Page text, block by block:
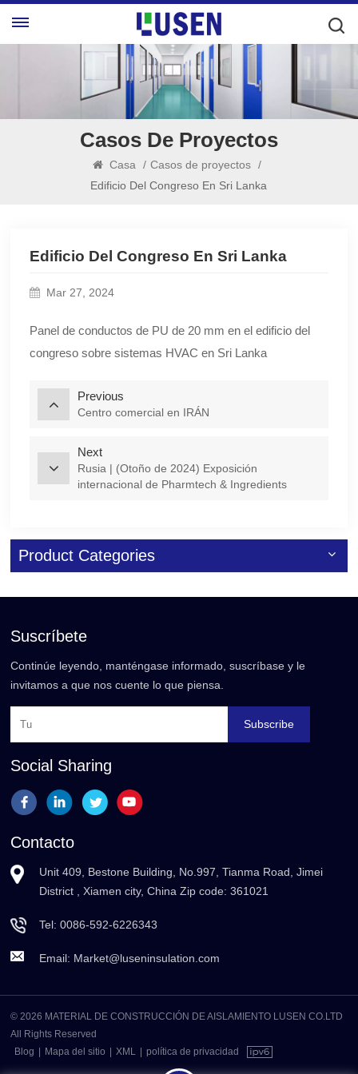
Casos De Proyectos
Casa / Casos de proyectos /
Edificio Del Congreso En Sri Lanka
Edificio Del Congreso En Sri Lanka
Mar 27, 2024
Panel de conductos de PU de 20 mm en el edificio del
congreso sobre sistemas HVAC en Sri Lanka
Previous
Centro comercial en IRÁN
Next
Rusia | (Otoño de 2024) Exposición
internacional de Pharmtech & Ingredients
Product Categories
Suscríbete
Continúe leyendo, manténgase informado, suscríbase y le
invitamos a que nos cuente lo que piensa.
Subscribe
Social Sharing
Contacto
Unit 409, Bestone Building, No.997, Tianma Road, Jimei
District , Xiamen city, China Zip code: 361021
Tel:0086-592-6226343
Email: Market@luseninsulation.com
© 2026 MATERIAL DE CONSTRUCCIÓN DE AISLAMIENTO LUSEN CO.LTD
All Rights Reserved
Blog
Mapa del sitio XML política de privacidad